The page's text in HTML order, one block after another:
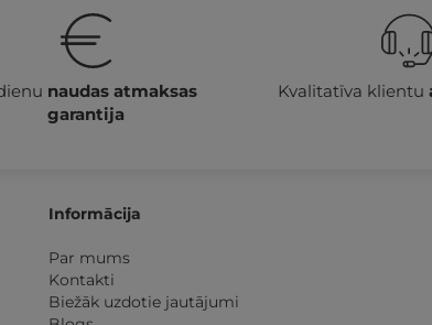
naudas atmaksas
garantija
Kvalitatīva klientu
Informācija
Par mums
Kontakti
Biežāk uzdotie jautājumi